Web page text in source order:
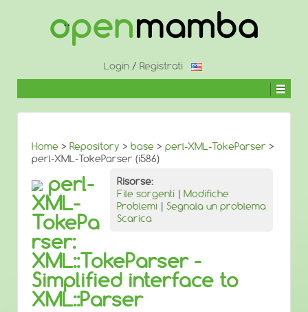
CONTENUTO
Login / Registrati
Home > Repository > base > perl-XML-TokeParser >
perl-XML-TokeParser (i586)
Risorse:
File sorgenti | Modifiche
Problemi | Segnala un problema
Scarica
perl-
XML-
TokePa
rser:
XML::TokeParser -
Simplified interface to
XML::Parser